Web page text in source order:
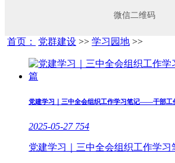
微信二维码
首页： 党群建设 >> 学习园地 >>
党建学习｜三中全会组织工作学习笔记——干部工
2025-05-27 754
党建学习｜三中全会组织工作学